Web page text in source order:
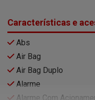
Características e
Abs
Air Bag
Air Bag Duplo
Alarme
Alarme Com